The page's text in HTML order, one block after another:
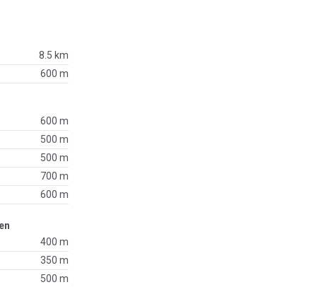
8.5 km
600 m
600 m
500 m
500 m
700 m
600 m
400 m
350 m
500 m